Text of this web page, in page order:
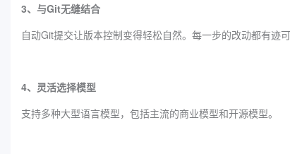
3、与Git无缝结合
自动Git提交让版本控制变得轻松自然。每一步的改动都有迹
4、灵活选择模型
支持多种大型语言模型，包括主流的商业模型和开源模型。